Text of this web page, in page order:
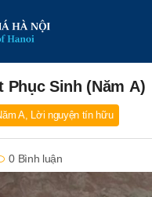
Phục Sinh (Năm A)
A, Lời nguyện tín hữu
0 Bình luận